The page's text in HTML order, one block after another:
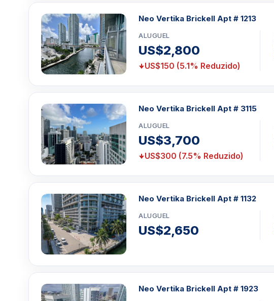
Neo Vertika Brickell Apt # 1213
ALUGUEL
US$2,800
US$150 (5.1% Reduzido)
Neo Vertika Brickell Apt # 3115
ALUGUEL
US$3,700
US$300 (7.5% Reduzido)
Neo Vertika Brickell Apt # 1132
ALUGUEL
US$2,650
Neo Vertika Brickell Apt # 1923